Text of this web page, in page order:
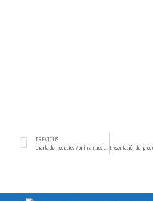
PREVIOUS
Charla de Productos Monin a nuestros alumnos de sala